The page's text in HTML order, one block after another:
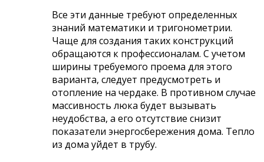
Все эти данные требуют определенных
знаний математики и тригонометрии.
Чаще для создания таких конструкций
обращаются к профессионалам. С учетом
ширины требуемого проема для этого
варианта, следует предусмотреть и
отопление на чердаке. В противном случае
массивность люка будет вызывать
неудобства, а его отсутствие снизит
показатели энергосбережения дома. Тепло
из дома уйдет в трубу.